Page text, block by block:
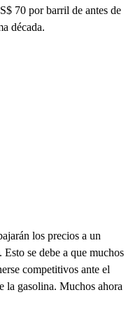
70 por barril de antes de
década.
los precios a un
se debe a que muchos
competitivos ante el
la gasolina. Muchos ahora